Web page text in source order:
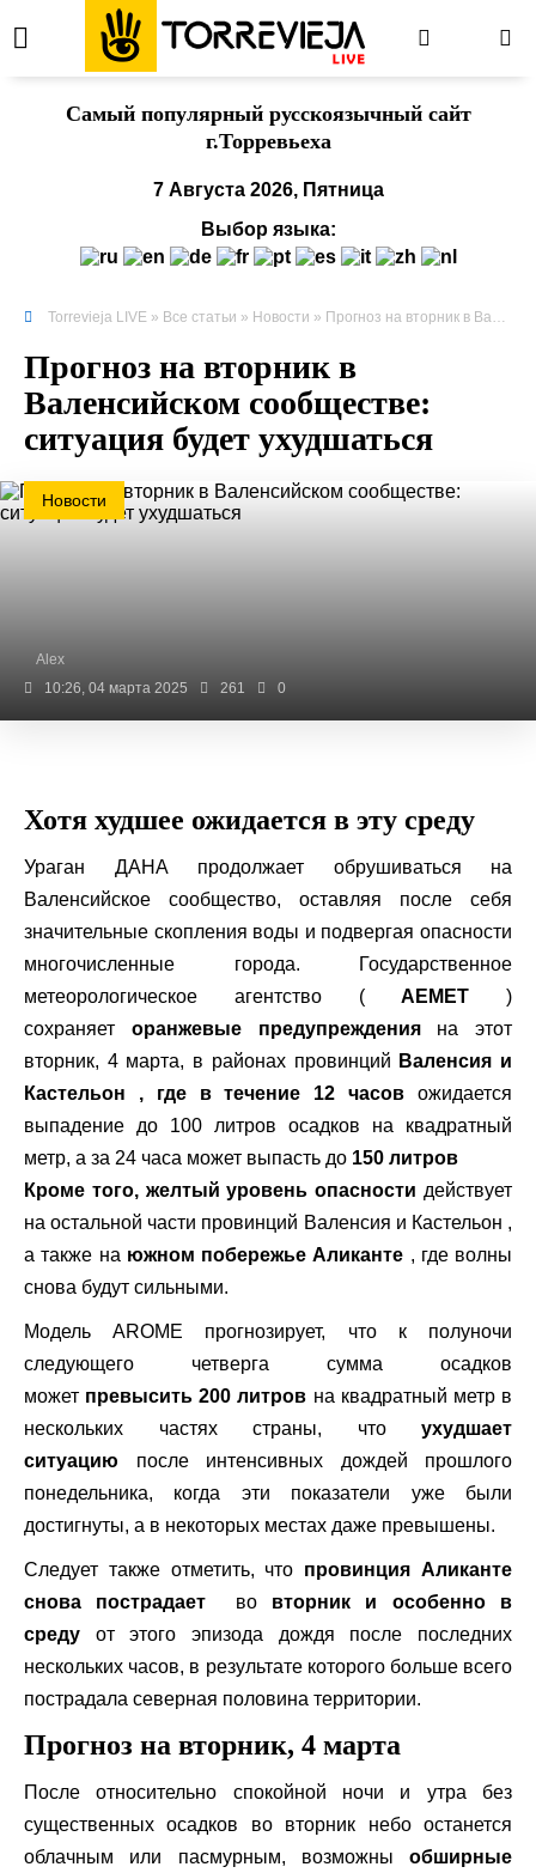
Cамый популярный русскоязычный сайт
г.Торревьеха
7 Августа 2026, Пятница
Выбор языка:
Torrevieja LIVE » Все статьи » Новости » Прогноз на вторник в Валенсийском сообществе: ситуация будет ухудшаться
Прогноз на вторник в
Валенсийском сообществе:
ситуация будет ухудшаться
Новости
Alex
10:26, 04 марта 2025
261 0
Хотя худшее ожидается в эту среду
Ураган ДАНА продолжает обрушиваться на
Валенсийское сообщество, оставляя после себя
значительные скопления воды и подвергая опасности
многочисленные города. Государственное
метеорологическое агентство (AEMET )
сохраняет оранжевые предупрежденияна этот
вторник, 4 марта, в районах провинций Валенсия и
Кастельон , где в течение 12 часов ожидается
выпадение до 100 литров осадков на квадратный
метр, а за 24 часа может выпасть до 150 литров
Кроме того, желтый уровень опасности действует
на остальной части провинций Валенсия и Кастельон ,
а также на южном побережье Аликанте , где волны
снова будут сильными.
Модель AROME прогнозирует, что к полуночи
следующего четверга сумма осадков
может превысить 200 литров на квадратный метр в
нескольких частях страны, что ухудшает
ситуацию после интенсивных дождей прошлого
понедельника, когда эти показатели уже были
достигнуты, а в некоторых местах даже превышены.
Следует также отметить, что провинция Аликанте
снова пострадает во вторник и особенно в
среду от этого эпизода дождя после последних
нескольких часов, в результате которого больше всего
пострадала северная половина территории.
Прогноз на вторник, 4 марта
После относительно спокойной ночи и утра без
существенных осадков во вторник небо останется
облачным или пасмурным, возможны обширные